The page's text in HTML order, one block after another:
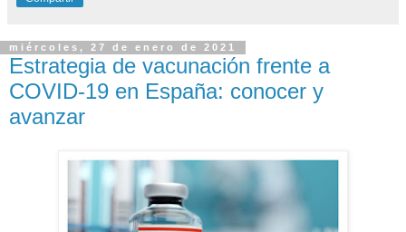
miércoles, 27 de enero de 2021
Estrategia de vacunación frente a
COVID-19 en España: conocer y
avanzar